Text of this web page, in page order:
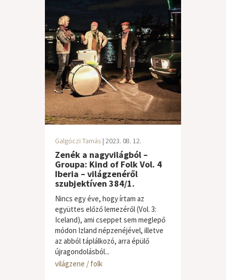
Galgóczi Tamás | 2023. 08. 12.
Zenék a nagyvilágból –
Groupa: Kind of Folk Vol. 4
Iberia – világzenéről
szubjektíven 384/1.
Nincs egy éve, hogy írtam az
együttes előző lemezéről (Vol. 3:
Iceland), ami cseppet sem meglepő
módon Izland népzenéjével, illetve
az abból táplálkozó, arra épülő
újragondolásból...
világzene / folk